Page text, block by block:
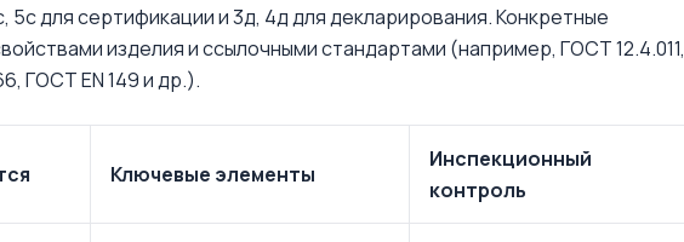
для сертификации и 3д, 4д для декларирования. Конкретные
изделия и ссылочными стандартами (например, ГОСТ 12.4.011,
ГОСТ EN 149 и др.).
Ключевые элементы
Инспекционный
контроль